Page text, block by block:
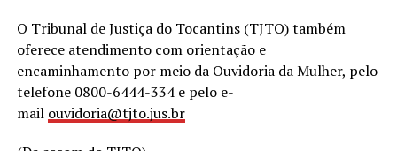
O Tribunal de Justiça do Tocantins (TJTO) também
oferece atendimento com orientação e
encaminhamento por meio da Ouvidoria da Mulher, pelo
telefone 0800-6444-334 e pelo e-
mail ouvidoria@tjto.jus.br